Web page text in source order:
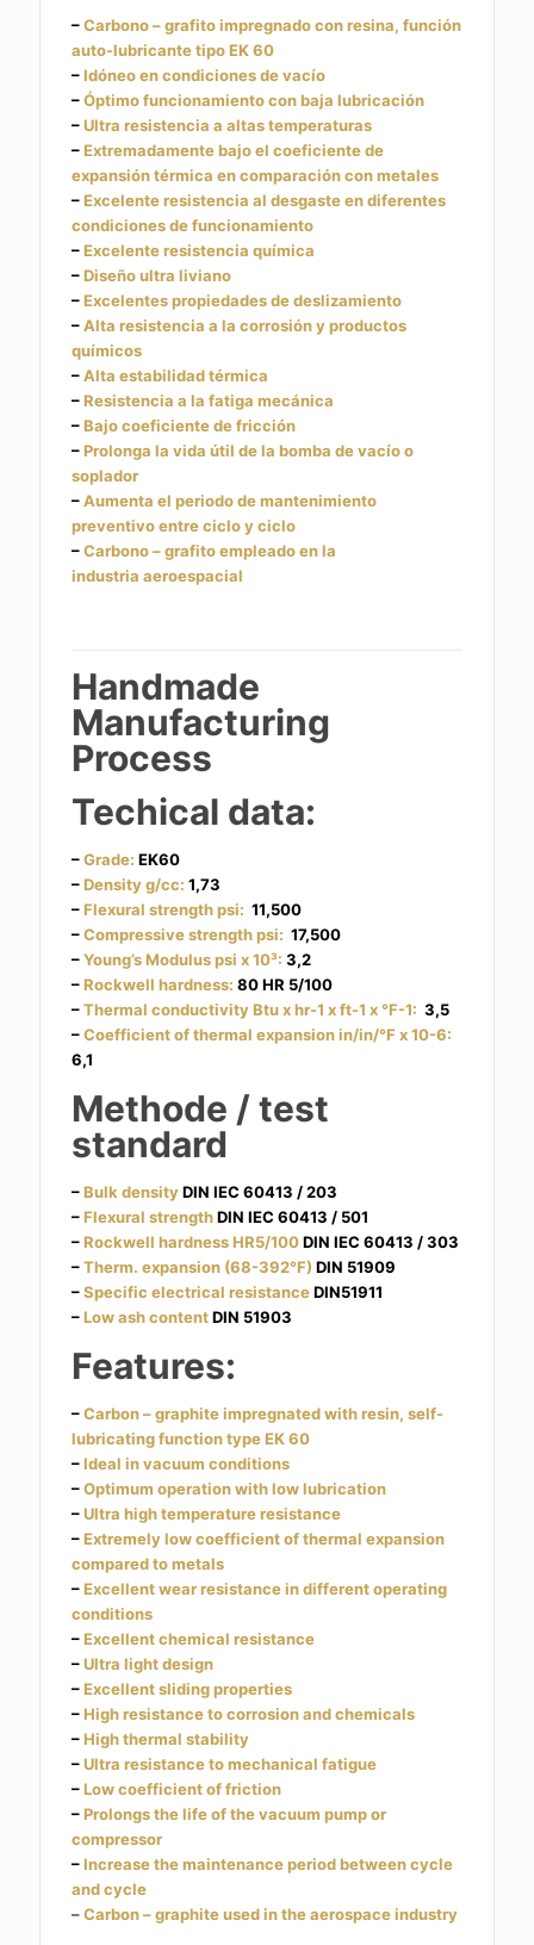
–Carbono – grafito impregnado con resina, función
auto-lubricante tipo EK 60
–Idóneo en condiciones de vacío
–Óptimo funcionamiento con baja lubricación
–Ultra resistencia a altas temperaturas
–Extremadamente bajo el coeficiente de
expansión térmica en comparación con metales
–Excelente resistencia al desgaste en diferentes
condiciones de funcionamiento
–Excelente resistencia química
–Diseño ultra liviano
–Excelentes propiedades de deslizamiento
–Alta resistencia a la corrosión y productos
químicos
–Alta estabilidad térmica
–Resistencia a la fatiga mecánica
–Bajo coeficiente de fricción
–Prolonga la vida útil de la bomba de vacío o
soplador
–Aumenta el periodo de mantenimiento
preventivo entre ciclo y ciclo
–Carbono – grafito empleado en la
industria aeroespacial
Handmade
Manufacturing
Process
Techical data:
–Grade: EK60
–Density g/cc: 1,73
–Flexural strength psi: 11,500
–Compressive strength psi: 17,500
–Young’s Modulus psi x 10³: 3,2
–Rockwell hardness: 80 HR 5/100
–Thermal conductivityBtu x hr-1 x ft-1 x °F-1: 3,5
–Coefficient of thermal expansion in/in/°F x 10-6:
6,1
Methode / test
standard
–Bulk densityDIN IEC 60413 / 203
–Flexural strengthDIN IEC 60413 / 501
–Rockwell hardness HR5/100DIN IEC 60413 / 303
–Therm. expansion (68-392°F) DIN 51909
–Specific electrical resistanceDIN51911
–Low ash contentDIN 51903
Features:
–Carbon – graphite impregnated with resin, self-
lubricating function type EK 60
–Ideal in vacuum conditions
–Optimum operation with low lubrication
–Ultra high temperature resistance
–Extremely low coefficient of thermal expansion
compared to metals
–Excellent wear resistance in different operating
conditions
–Excellent chemical resistance
–Ultra light design
–Excellent sliding properties
–High resistance to corrosion and chemicals
–High thermal stability
–Ultra resistance to mechanical fatigue
–Low coefficient of friction
–Prolongs the life of the vacuum pump or
compressor
–Increase the maintenance period between cycle
and cycle
–Carbon – graphite used in the aerospace industry